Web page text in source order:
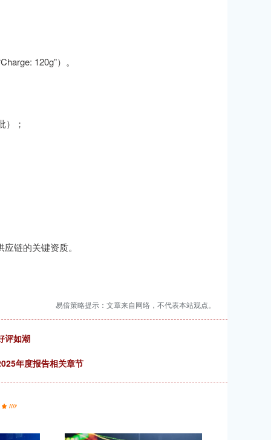
120g”）。
）；
链的关键资质。
易倍策略提示：文章来自网络，不代表本站观点。
评如潮
年度报告相关章节